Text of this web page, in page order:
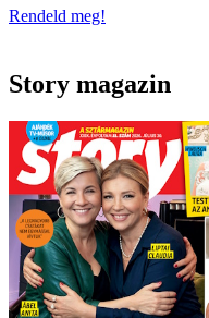
Rendeld meg!
Story magazin